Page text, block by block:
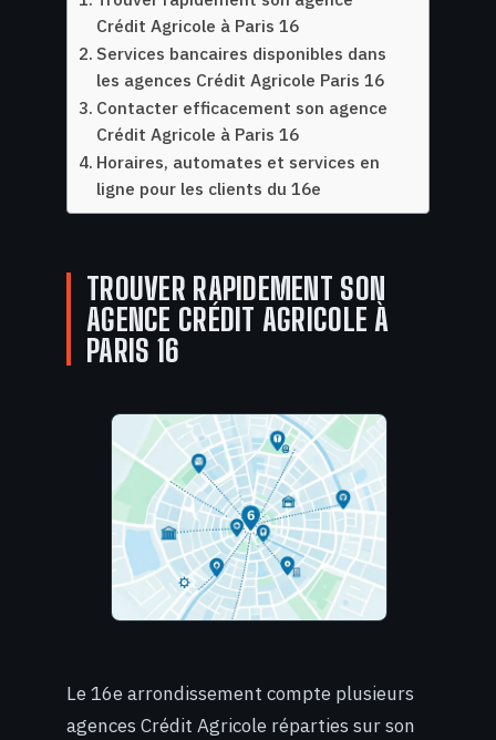
Crédit Agricole à Paris 16
Services bancaires disponibles dans
les agences Crédit Agricole Paris 16
Contacter efficacement son agence
Crédit Agricole à Paris 16
Horaires, automates et services en
ligne pour les clients du 16e
TROUVER RAPIDEMENT SON
AGENCE CRÉDIT AGRICOLE À
PARIS 16
Le 16e arrondissement compte plusieurs
agences Crédit Agricole réparties sur son